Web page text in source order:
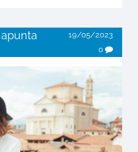
19/05/2023
0